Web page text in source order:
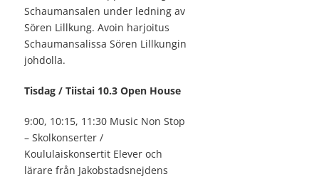
Schaumansalen under ledning av
Sören Lillkung. Avoin harjoitus
Schaumansalissa Sören Lillkungin
johdolla.
Tisdag / Tiistai 10.3 Open House
9:00, 10:15, 11:30 Music Non Stop
– Skolkonserter /
Koululaiskonsertit Elever och
lärare från Jakobstadsnejdens